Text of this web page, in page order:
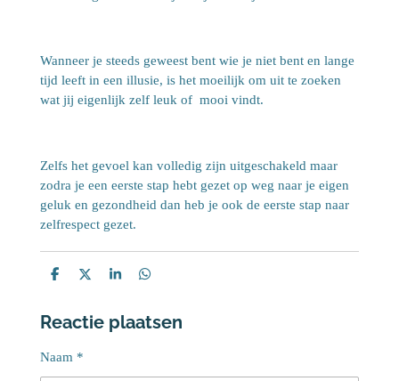
Wanneer je steeds geweest bent wie je niet bent en lange
tijd leeft in een illusie, is het moeilijk om uit te zoeken
wat jij eigenlijk zelf leuk of mooi vindt.
Zelfs het gevoel kan volledig zijn uitgeschakeld maar
zodra je een eerste stap hebt gezet op weg naar je eigen
geluk en gezondheid dan heb je ook de eerste stap naar
zelfrespect gezet.
D
e
n
D
l
S
r
e
D
e
n
Reactie plaatsen
Naam *